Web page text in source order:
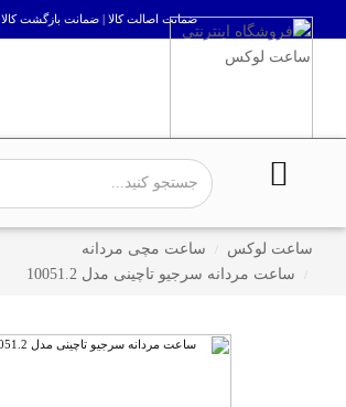
ضمانت اصالت کالا | ضمانت بازگشت کالا
ساعت لوکس
ساعت مچی مردانه
ساعت مردانه سرجیو تاچینی مدل 10051.2